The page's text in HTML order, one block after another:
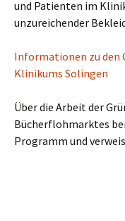
und Patienten im
unzureichender
Informationen zu den
Klinikums Solingen
Über die Arbeit der
Bücherflohmarktes
Programm und